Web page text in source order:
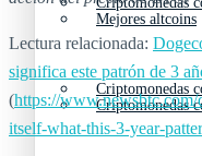
Criptomonedas
Mejores altcoins
Criptomonedas
Lectura relacionada:
significa este patrón de 3
(https://
itself-what-this-3-year-